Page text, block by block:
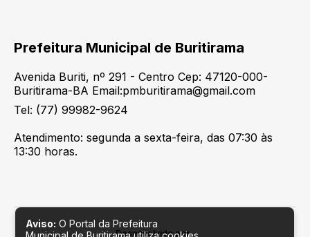
Prefeitura Municipal de Buritirama
Avenida Buriti, nº 291 - Centro Cep: 47120-000-
Buritirama-BA Email:pmburitirama@gmail.com
Tel: (77) 99982-9624
Atendimento: segunda a sexta-feira, das 07:30 às
13:30 horas.
Desenvolvido por
Aviso: O Portal da Prefeitura